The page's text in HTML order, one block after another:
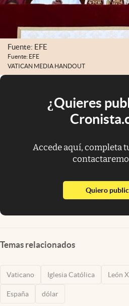
Fuente: EFE
Fuente: EFE
VATICAN MEDIA HANDOUT
¿Quieres
Accede aquí, completa
Quiero
Temas relacionados
Vaticano Iglesia Católica León
España dólar